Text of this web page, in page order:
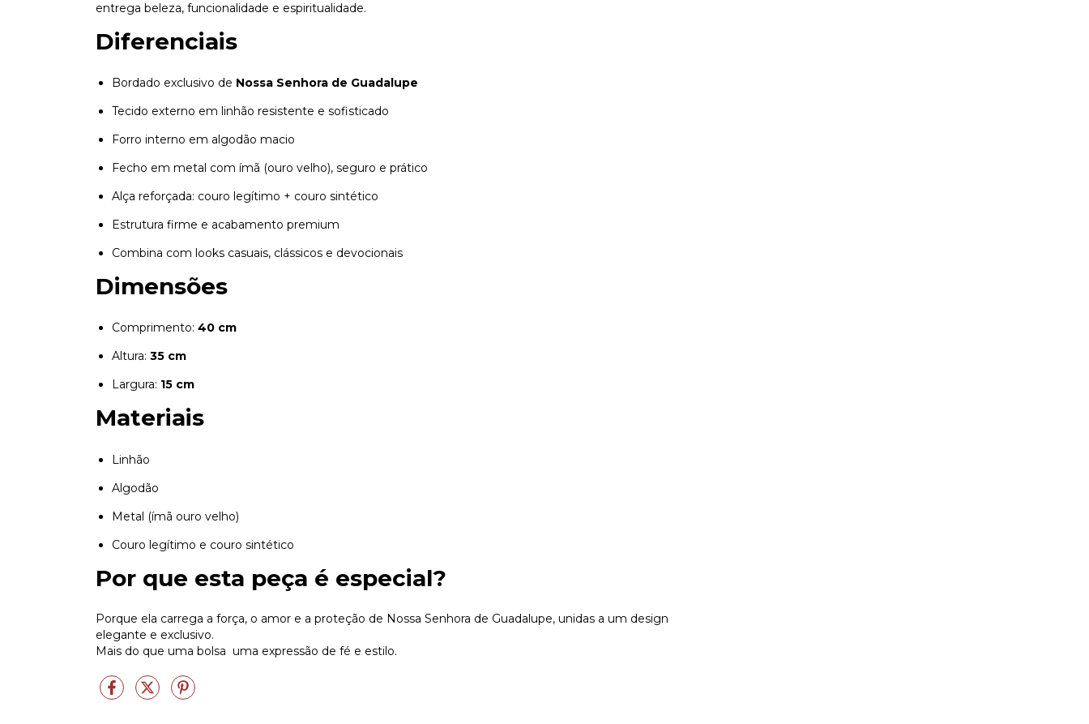
entrega beleza, funcionalidade e espiritualidade.
Diferenciais
Bordado exclusivo de Nossa Senhora de Guadalupe
Tecido externo em linhão resistente e sofisticado
Forro interno em algodão macio
Fecho em metal com ímã (ouro velho), seguro e prático
Alça reforçada: couro legítimo + couro sintético
Estrutura firme e acabamento premium
Combina com looks casuais, clássicos e devocionais
Dimensões
Comprimento: 40 cm
Altura: 35 cm
Largura: 15 cm
Materiais
Linhão
Algodão
Metal (ímã ouro velho)
Couro legítimo e couro sintético
Por que esta peça é especial?
Porque ela carrega a força, o amor e a proteção de Nossa Senhora de Guadalupe, unidas a um design
elegante e exclusivo.
Mais do que uma bolsa uma expressão de fé e estilo.